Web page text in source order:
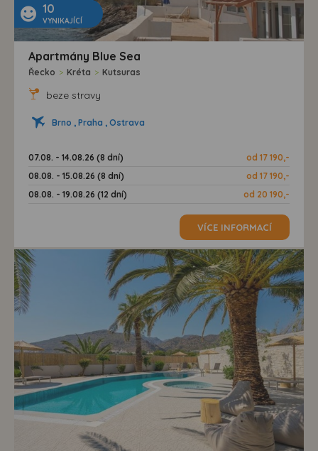
10
VYNIKAJÍCÍ
Apartmány Blue Sea
Řecko > Kréta > Kutsuras
beze stravy
Brno , Praha , Ostrava
07.08. - 14.08.26 (8 dní)
od 17 190,-
08.08. - 15.08.26 (8 dní)
od 17 190,-
08.08. - 19.08.26 (12 dní)
od 20 190,-
VÍCE INFORMACÍ